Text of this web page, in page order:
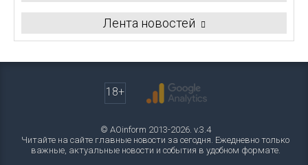
Лента новостей
18+
© AOinform 2013-2026. v.3.4
Читайте на сайте главные новости за сегодня. Ежедневно только
важные, актуальные новости и события в удобном формате.